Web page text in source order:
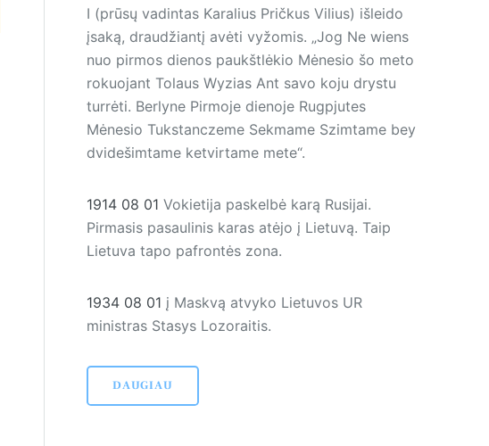
I (prūsų vadintas Karalius Pričkus Vilius) išleido
įsaką, draudžiantį avėti vyžomis. „Jog Ne wiens
nuo pirmos dienos paukštlėkio Mėnesio šo meto
rokuojant Tolaus Wyzias Ant savo koju drystu
turrėti. Berlyne Pirmoje dienoje Rugpjutes
Mėnesio Tukstanczeme Sekmame Szimtame bey
dvidešimtame ketvirtame mete“.
1914 08 01 Vokietija paskelbė karą Rusijai.
Pirmasis pasaulinis karas atėjo į Lietuvą. Taip
Lietuva tapo pafrontės zona.
1934 08 01 į Maskvą atvyko Lietuvos UR
ministras Stasys Lozoraitis.
DAUGIAU